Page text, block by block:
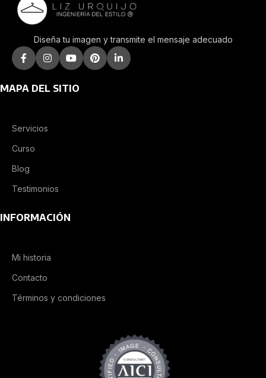
Diseña tu imagen y transmite el mensaje adecuado
MAPA DEL SITIO
Servicios
Curso
Blog
Testimonios
INFORMACIÓN
Mi historia
Contacto
Términos y condiciones